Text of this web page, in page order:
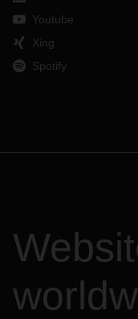
Youtube
Xing
Spotify